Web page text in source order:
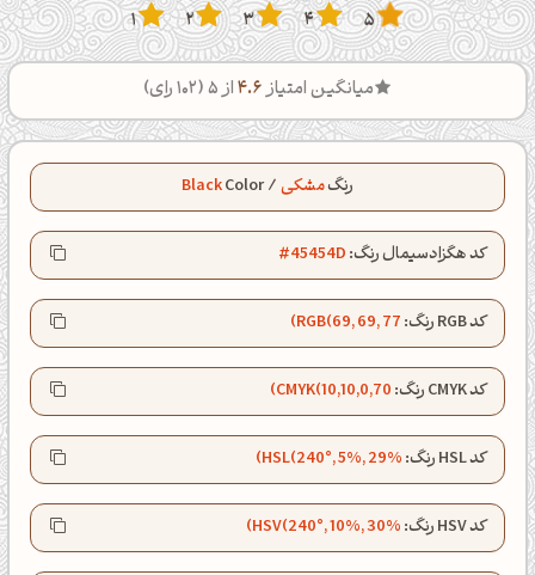
5
4
3
2
1
میانگین امتیاز4.6از 5 ( 102رای)
رنگمشکی/
Color
Black
کد هگزادسیمال رنگ:#45454D
کد RGB رنگ: RGB(69, 69, 77)
کد CMYK رنگ: CMYK(10,10,0,70)
کد HSL رنگ: HSL(240°, 5%, 29%)
کد HSV رنگ: HSV(240°, 10%, 30%)